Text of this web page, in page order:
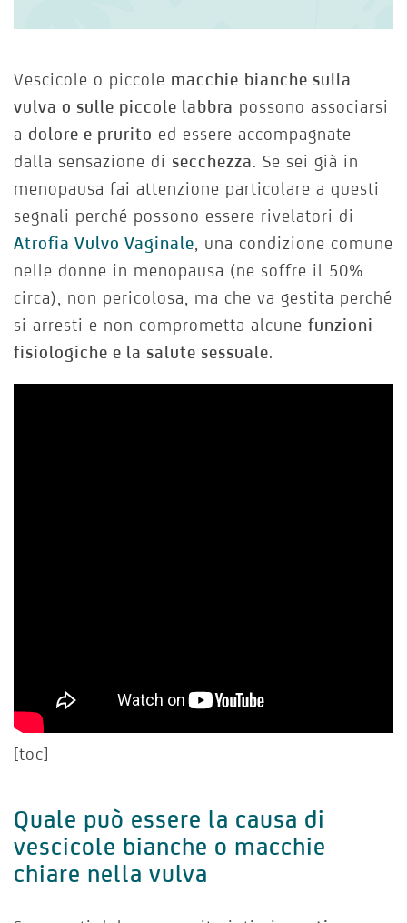
Vescicole o piccole macchie bianche sulla
vulva o sulle piccole labbra possono associarsi
a dolore e prurito ed essere accompagnate
dalla sensazione di secchezza. Se sei già in
menopausa fai attenzione particolare a questi
segnali perché possono essere rivelatori di
Atrofia Vulvo Vaginale , una condizione comune
nelle donne in menopausa (ne soffre il 50%
circa), non pericolosa, ma che va gestita perché
si arresti e non comprometta alcune funzioni
fisiologiche e la salute sessuale.
[toc]
Quale può essere la causa di
vescicole bianche o macchie
chiare nella vulva